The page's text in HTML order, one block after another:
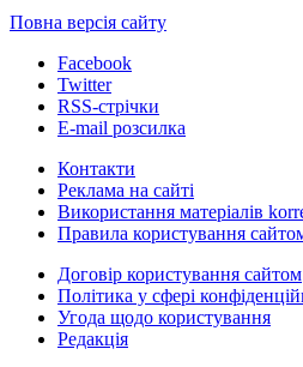
Повна версія сайту
Facebook
Twitter
RSS-стрічки
E-mail розсилка
Контакти
Реклама на сайті
Використання матеріалів
Правила користування
Договір користування сайтом
Політика у сфері
Угода щодо користування
Редакція